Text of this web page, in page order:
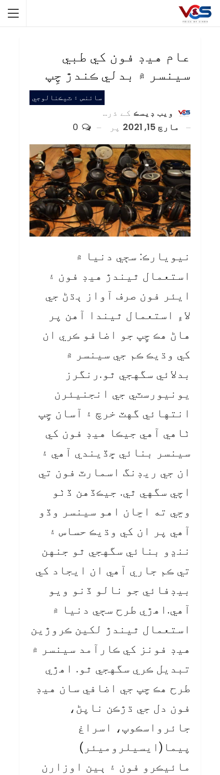
عام هيڊ فون کي طبي
سينسر ۾ بدلي ڪندڙ چِپ
سائنس ۽ ٽيڪنالوجي
ويب ڊيسڪ کے ذریعہ
مارچ 15, 2021
پر
نيويارڪ: سڄي دنيا ۾
استعمال ٿيندڙ هيڊ فون ۽
ايئر فون صرف آواز ٻڌڻ جي
لاءِ استعمال ٿيندا آهن پر
هاڻ هڪ چِپ جو اضافو ڪري ان
کي وڌيڪ ڪم جي سينسر ۾
بدلائي سگهجي ٿو.رنگرز
يونيورسٽي جي انجنيئرن
انتهائي گهٽ خرچ ۽ آسان چِپ
ٺاهي آهي جيڪا هيڊ فون کي
سينسر بنائي ڇڏيندي آهي ۽
ان جي ريڊنگ اسمارٽ فون تي
اچي سگهي ٿي. جيڪڏهن ڏٺو
وڃي ته اڃان اهو سينسر وڏو
آهي پر ان کي وڌيڪ حساس ۽
ننڍو بنائي سگهجي ٿو جنهن
تي ڪم جاري آهي ان ايجاد کي
بيڊفائي جو نالو ڏنو ويو
آهي.اهڙي طرح سڄي دنيا ۾
استعمال ٿيندڙ لکين ڪروڙين
هيڊ فونز کي ڪارآمد سينسر ۾
تبديل ڪري سگهجي ٿو. اهڙي
طرح هڪ چپ جي اضافي سان هيڊ
فون دل جي ڌڙڪن ناپڻ،
جائرواسڪوپ، اسراغ
پيما(ايسيلروميئر)
مائيڪرو فون ۽ ٻين اوزارن